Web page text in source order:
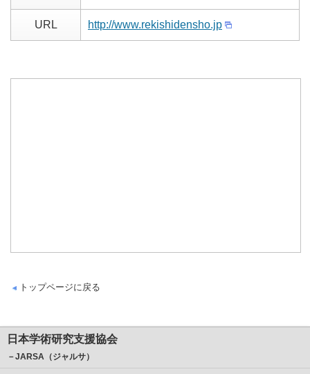
URL http://www.rekishidensho.jp
トップページに戻る
日本学術研究支援協会
－JARSA（ジャルサ）